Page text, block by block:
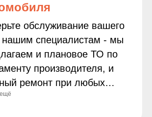
автомобиля, вы можете
уверены в
наших
и внимательном
к каждой задаче.
обслуживание вашего
нашим специалистам - мы
и плановое ТО по
производителя, и
ремонт при любых
Современное
и опытные